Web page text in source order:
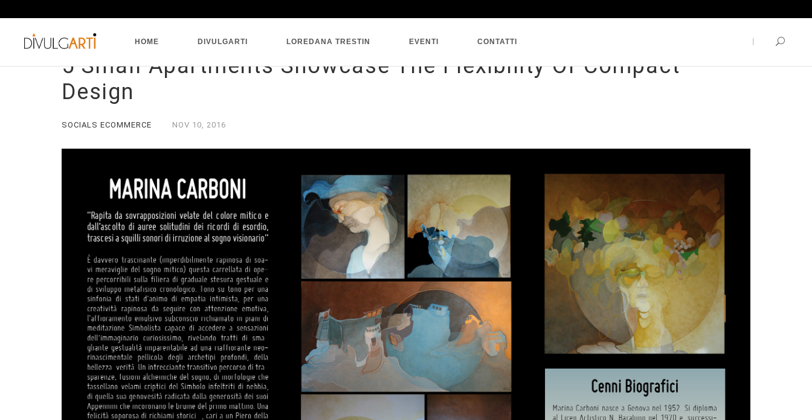
HOME DIVULGARTI LOREDANA TRESTIN EVENTI CONTATTI
SINGLE BLOG
5 Small Apartments Showcase The Flexibility Of Compact
Design
SOCIALS ECOMMERCE NOV 10, 2016